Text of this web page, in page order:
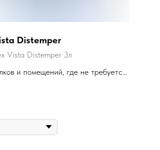
Distemper
Vista Distemper 3л
и помещений, где не требуется